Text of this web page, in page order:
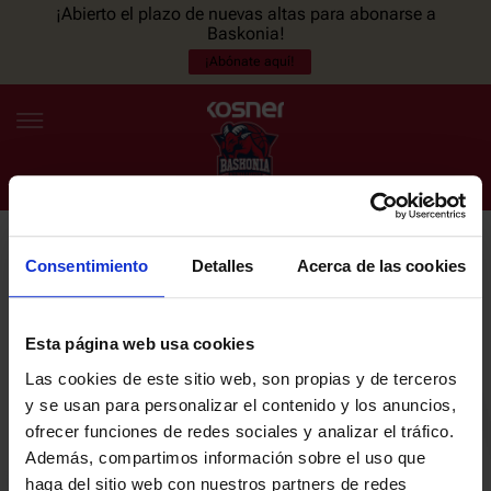
Consentimiento Detalles Acerca de las cookies
Esta página web usa cookies
Las cookies de este sitio web, son propias y de terceros
y se usan para personalizar el contenido y los anuncios,
ofrecer funciones de redes sociales y analizar el tráfico.
Además, compartimos información sobre el uso que
haga del sitio web con nuestros partners de redes
¡Abierto el plazo de nuevas altas para abonarse a
Baskonia!
¡Abónate aquí!
ES EU
NOTICIAS
PLANTILLA
ENTRADAS
NEWSLETTER
últimas noticias y promociones del club.
Email
He leído y acepto laPolítica de privacidaddel SASKI BASKONIA